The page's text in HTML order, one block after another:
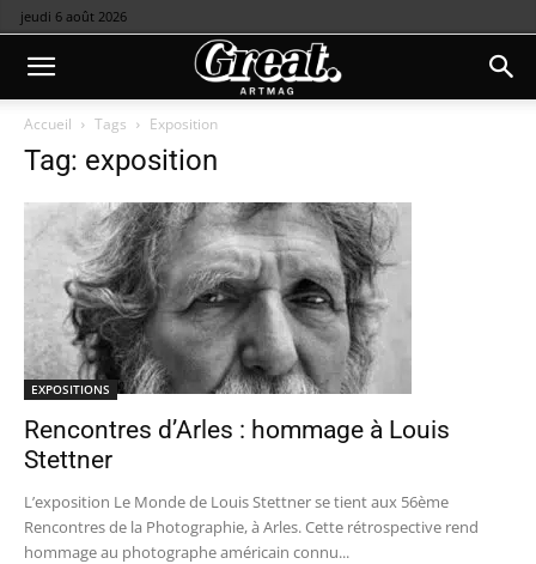
jeudi 6 août 2026
Accueil Tags Exposition
Tag: exposition
EXPOSITIONS
Rencontres d’Arles : hommage à Louis
Stettner
L’exposition Le Monde de Louis Stettner se tient aux 56ème
Rencontres de la Photographie, à Arles. Cette rétrospective rend
hommage au photographe américain connu...